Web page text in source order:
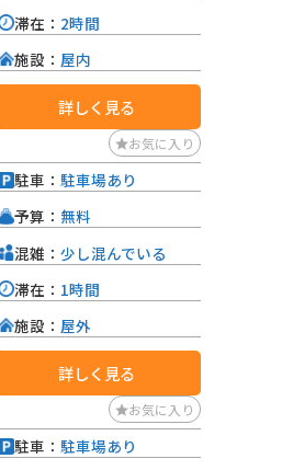
滞在： 2時間
施設： 屋内
詳しく見る
お気に入り
駐車： 駐車場あり
予算： 無料
混雑： 少し混んでいる
滞在： 1時間
施設： 屋外
詳しく見る
お気に入り
駐車： 駐車場あり